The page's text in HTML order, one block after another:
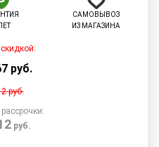
САМОВЫВОЗ
ИЗ МАГАЗИНА
руб.
руб.
руб.